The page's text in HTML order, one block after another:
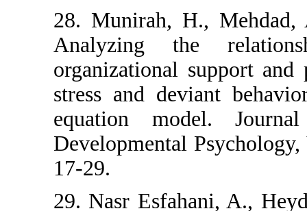
28. Munirah,
Analyzing
organizational
stress and
equation
Developmental
29. Nasr